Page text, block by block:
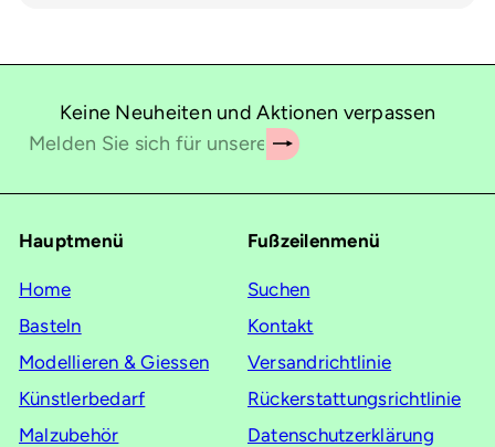
Keine Neuheiten und Aktionen verpassen
Abonnieren
Melden
sich
unsere
an
Hauptmenü
Home
Basteln
Modellieren & Giessen
Künstlerbedarf
Malzubehör
Fußzeilenmenü
Suchen
Kontakt
Versandrichtlinie
Rückerstattungsrichtlinie
Datenschutzerklärung